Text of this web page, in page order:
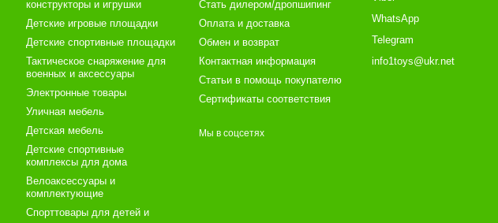
конструкторы и игрушки
Детские игровые площадки
Детские спортивные площадки
Тактическое снаряжение для
военных и аксессуары
Электронные товары
Уличная мебель
Детская мебель
Детские спортивные
комплексы для дома
Велоаксессуары и
комплектующие
Спорттовары для детей и
Стать дилером/дропшипинг
Оплата и доставка
Обмен и возврат
Контактная информация
Статьи в помощь покупателю
Сертификаты соответствия
Мы в соцсетях
WhatsApp
Telegram
info1toys@ukr.net